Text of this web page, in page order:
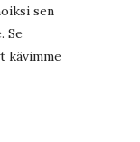
sen
Se
kävimme